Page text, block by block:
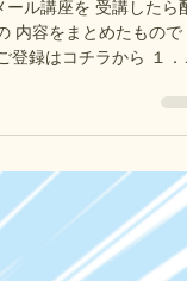
の恐ろしさと
ルマガまとめ]
ル講座を 受講したら配
登録はコチラから １．
ブル” 今年、私のお店で
の第3弾は、 「歯石は付
👁の下に穴🕳があいた
通ってくださっている
宅では、あまり歯を磨か